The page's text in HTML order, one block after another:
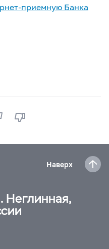
приемную Банка
Наверх
Неглинная,